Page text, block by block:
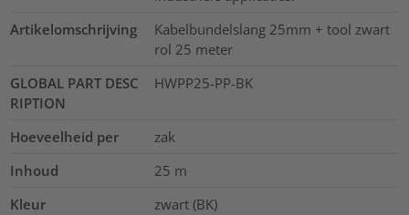
Artikelomschrijving
Kabelbundelslang 25mm + tool zwart
rol 25 meter
GLOBAL PART DESC
RIPTION
HWPP25-PP-BK
Hoeveelheid per
zak
Inhoud
25 m
Kleur
zwart (BK)